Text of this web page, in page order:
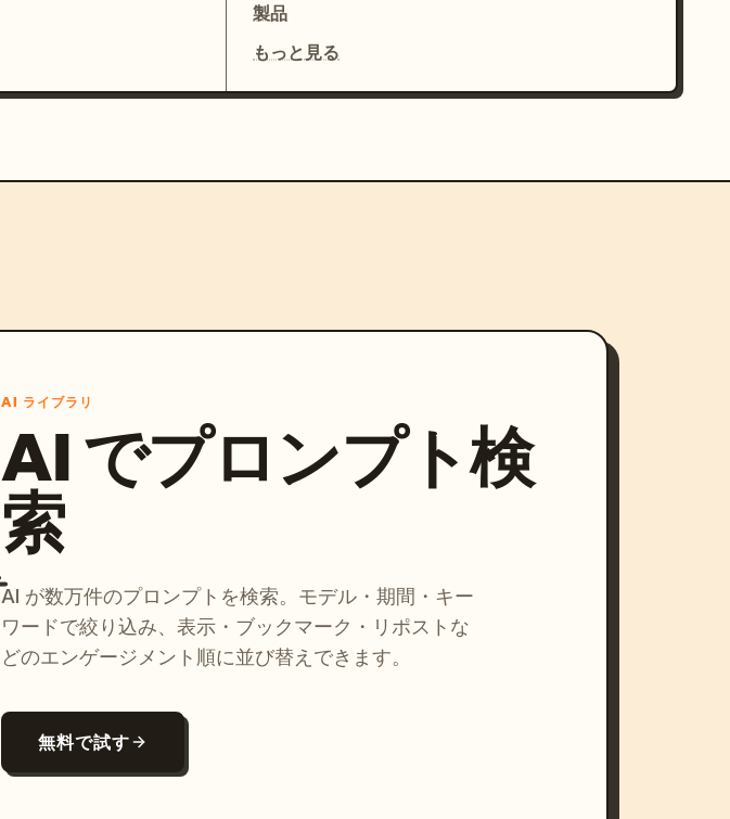
製品
もっと見る
AI ライブラリ
AI でプロンプト検
索
AI が数万件のプロンプトを検索。モデル・期間・キー
ワードで絞り込み、表示・ブックマーク・リポストな
どのエンゲージメント順に並び替えできます。
無料で試す